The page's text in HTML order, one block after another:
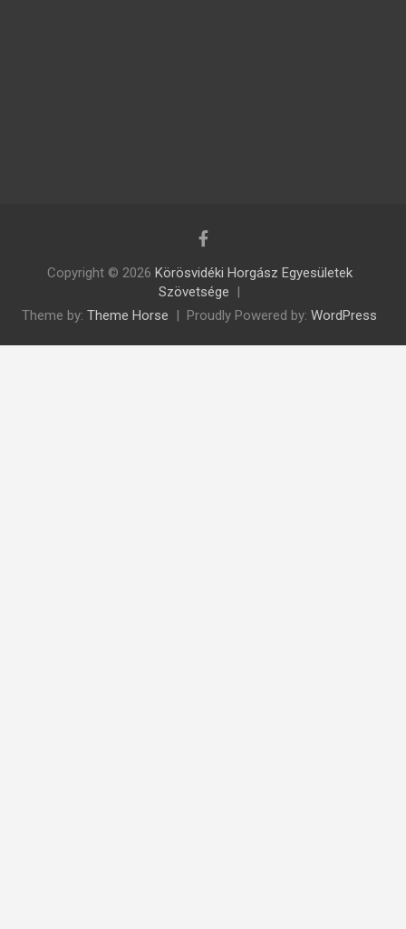
Copyright © 2026 Körösvidéki Horgász Egyesületek
Szövetsége
Theme by: Theme Horse Proudly Powered by: WordPress